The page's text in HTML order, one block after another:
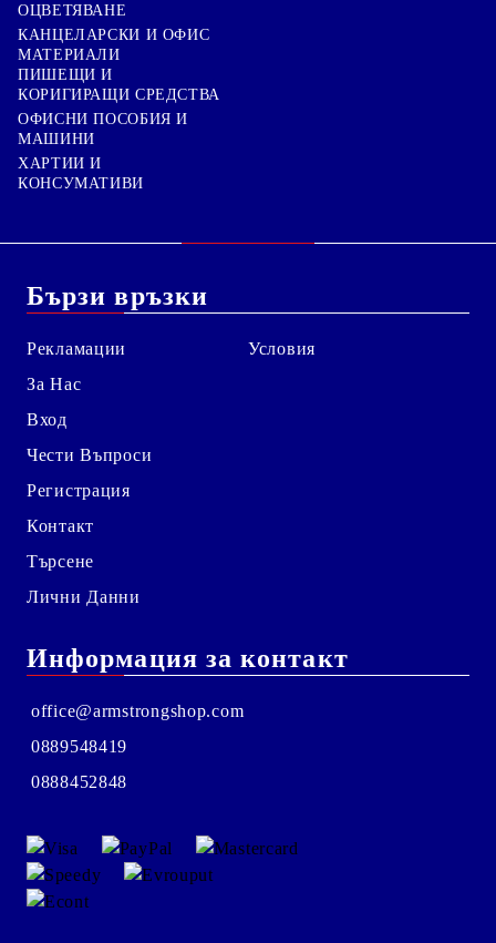
ОЦВЕТЯВАНЕ
КАНЦЕЛАРСКИ И ОФИС
МАТЕРИАЛИ
ПИШЕЩИ И
КОРИГИРАЩИ СРЕДСТВА
ОФИСНИ ПОСОБИЯ И
МАШИНИ
ХАРТИИ И
КОНСУМАТИВИ
Бързи връзки
Рекламации
За Нас
Вход
Чести Въпроси
Регистрация
Контакт
Търсене
Лични Данни
Условия
Информация за контакт
office@armstrongshop.com
0889548419
0888452848